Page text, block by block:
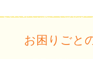
お困りごと